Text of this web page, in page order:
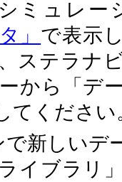
ミュレー
」 で表示
ステラナ
から「デ
てください
新しいデ
イブラリ